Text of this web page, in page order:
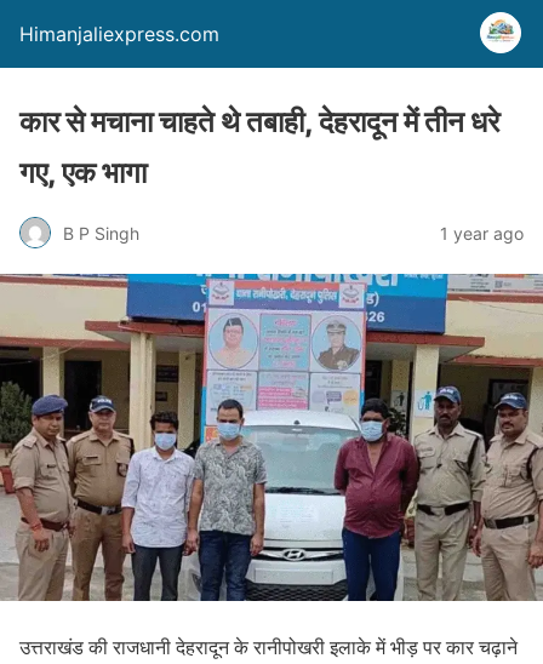
Himanjaliexpress.com
कार से मचाना चाहते थे तबाही, देहरादून में तीन धरे
गए, एक भागा
B P Singh 1 year ago
उत्तराखंड की राजधानी देहरादून के रानीपोखरी इलाके में भीड़ पर कार चढ़ाने